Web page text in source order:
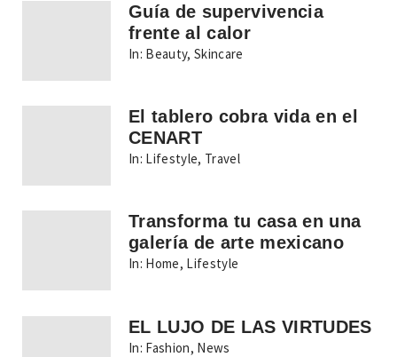
Guía de supervivencia
frente al calor
In: Beauty,Skincare
El tablero cobra vida en el
CENART
In: Lifestyle, Travel
Transforma tu casa en una
galería de arte mexicano
In: Home, Lifestyle
EL LUJO DE LAS VIRTUDES
In: Fashion, News